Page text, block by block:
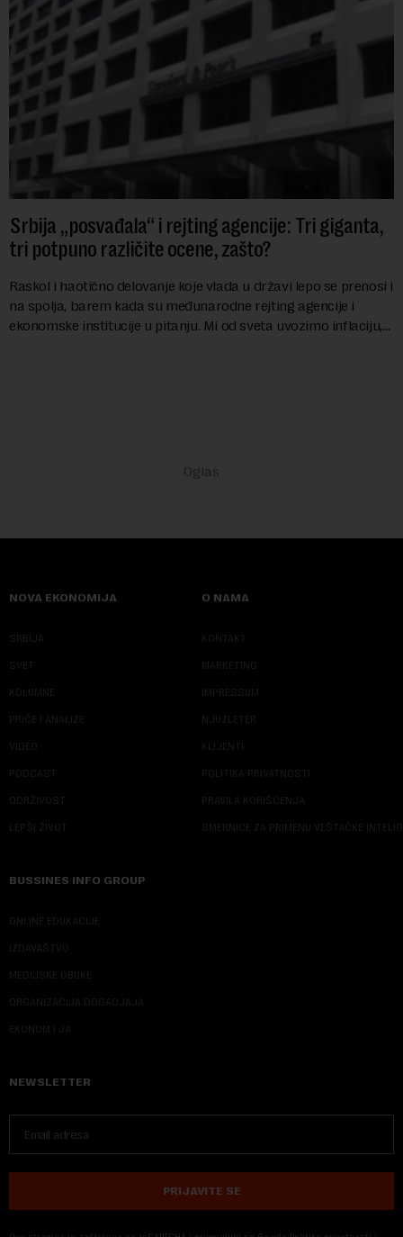
Srbija „posvađala“ i rejting agencije: Tri giganta,
tri potpuno različite ocene, zašto?
Raskol i haotično delovanje koje vlada u državi lepo se prenosi i
na spolja, barem kada su međunarodne rejting agencije i
ekonomske institucije u pitanju. Mi od sveta uvozimo inflaciju,
NOVA EKONOMIJA
SRBIJA
SVET
KOLUMNE
PRIČE I ANALIZE
VIDEO
PODCAST
ODRŽIVOST
LEPŠI ŽIVOT
O NAMA
KONTAKT
MARKETING
IMPRESSUM
NJUZLETER
KLIJENTI
POLITIKA PRIVATNOSTI
PRAVILA KORIŠĆENJA
SMERNICE ZA PRIMENU VEŠTAČKE
BUSSINES INFO GROUP
ONLINE EDUKACIJE
IZDAVAŠTVO
MEDIJSKE OBUKE
ORGANIZACIJA DOGADJAJA
EKONOM I JA
NEWSLETTER
PRIJAVITE SE